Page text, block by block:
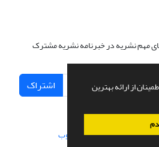
از ارائه بهترین
مهم نشریه در خبرنامه نشریه مشترک
اشتراک
طراحی و پیاده سازی از سیناوب